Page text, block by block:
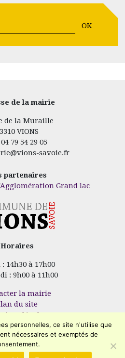
OK
de la mairie
de la Muraille
VIONS
79 54 29 05
savoie.fr
partenaires
Grand lac
Horaires
14h30 à 17h00
: 9h00 à 11h00
la mairie
du site
légales
(en cours)
personnelles, ce site n'utilise que
nécessaires et exemptés de